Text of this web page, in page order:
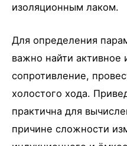
изоляционным лаком.
Для определения
важно найти активное
сопротивление,
холостого хода.
практична для
причине сложности